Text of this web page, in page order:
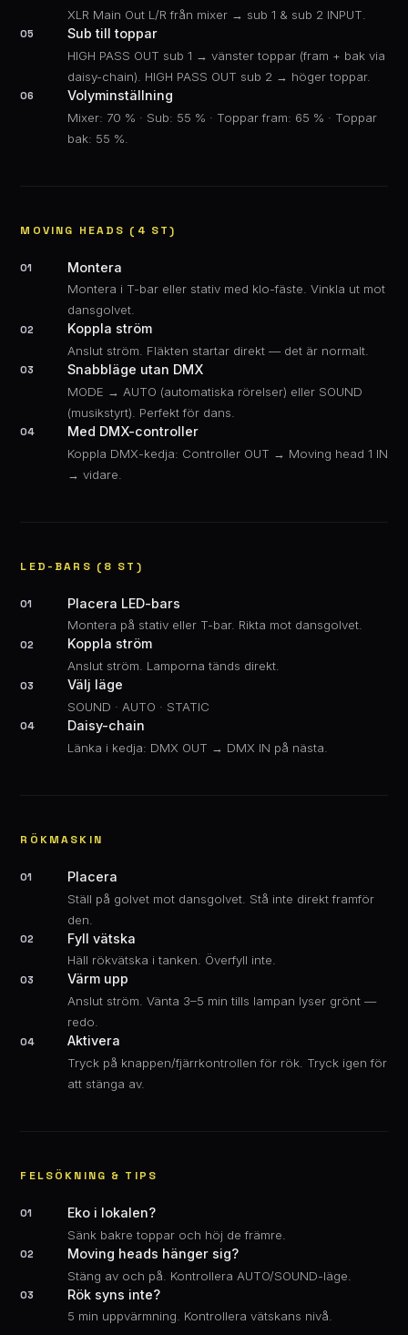
XLR Main Out L/R från mixer → sub 1 & sub 2 INPUT.
05 Sub till toppar
HIGH PASS OUT sub 1 → vänster toppar (fram + bak via
daisy-chain). HIGH PASS OUT sub 2 → höger toppar.
06 Volyminställning
Mixer: 70 % · Sub: 55 % · Toppar fram: 65 % · Toppar
bak: 55 %.
MOVING HEADS (4 ST)
01 Montera
Montera i T-bar eller stativ med klo-fäste. Vinkla ut mot
dansgolvet.
02 Koppla ström
Anslut ström. Fläkten startar direkt — det är normalt.
03 Snabbläge utan DMX
MODE → AUTO (automatiska rörelser) eller SOUND
(musikstyrt). Perfekt för dans.
04 Med DMX-controller
Koppla DMX-kedja: Controller OUT → Moving head 1 IN
→ vidare.
LED-BARS (8 ST)
01 Placera LED-bars
Montera på stativ eller T-bar. Rikta mot dansgolvet.
02 Koppla ström
Anslut ström. Lamporna tänds direkt.
03 Välj läge
SOUND · AUTO · STATIC
04 Daisy-chain
Länka i kedja: DMX OUT → DMX IN på nästa.
RÖKMASKIN
01 Placera
Ställ på golvet mot dansgolvet. Stå inte direkt framför
den.
02 Fyll vätska
Häll rökvätska i tanken. Överfyll inte.
03 Värm upp
Anslut ström. Vänta 3–5 min tills lampan lyser grönt —
redo.
04 Aktivera
Tryck på knappen/fjärrkontrollen för rök. Tryck igen för
att stänga av.
FELSÖKNING & TIPS
01 Eko i lokalen?
Sänk bakre toppar och höj de främre.
02 Moving heads hänger sig?
Stäng av och på. Kontrollera AUTO/SOUND-läge.
03 Rök syns inte?
5 min uppvärmning. Kontrollera vätskans nivå.